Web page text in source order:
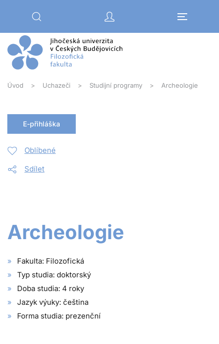
Úvod Uchazeči Studijní programy Archeologie
E-přihláška
Oblíbené
Sdílet
Archeologie
Fakulta: Filozofická
Typ studia: doktorský
Doba studia: 4 roky
Jazyk výuky: čeština
Forma studia: prezenční